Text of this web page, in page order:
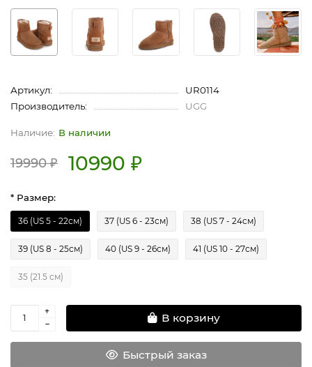
Артикул:
UR0114
Производитель:
UGG
В наличии
19990 ₽ 10990 ₽
* Размер:
36 (US 5 - 22см) 37 (US 6 - 23см) 38 (US 7 - 24см)
39 (US 8 - 25см) 40 (US 9 - 26см) 41 (US 10 - 27см)
35 (21.5 см)
В корзину
Быстрый заказ